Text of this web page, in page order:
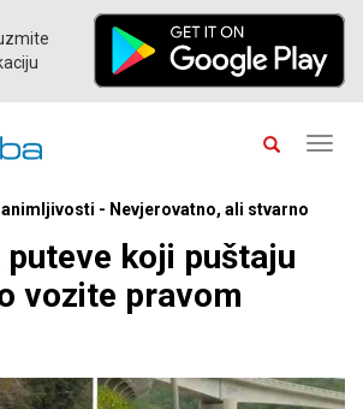
- Nevjerovatno, ali stvarno
puteve koji puštaju
vozite pravom